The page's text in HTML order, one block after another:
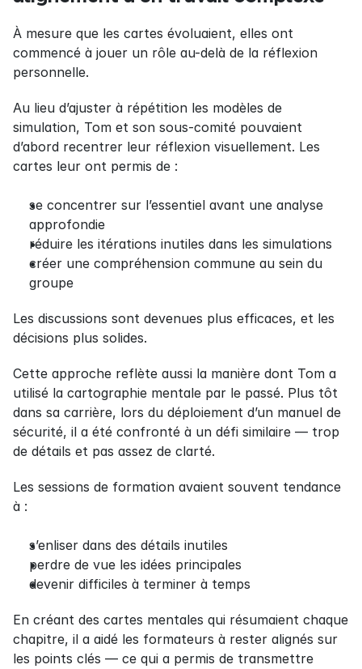
À mesure que les cartes évoluaient, elles ont
commencé à jouer un rôle au-delà de la réflexion
personnelle.
Au lieu d’ajuster à répétition les modèles de
simulation, Tom et son sous-comité pouvaient
d’abord recentrer leur réflexion visuellement. Les
cartes leur ont permis de :
se concentrer sur l’essentiel avant une analyse
approfondie
réduire les itérations inutiles dans les simulations
créer une compréhension commune au sein du
groupe
Les discussions sont devenues plus efficaces, et les
décisions plus solides.
Cette approche reflète aussi la manière dont Tom a
utilisé la cartographie mentale par le passé. Plus tôt
dans sa carrière, lors du déploiement d’un manuel de
sécurité, il a été confronté à un défi similaire — trop
de détails et pas assez de clarté.
Les sessions de formation avaient souvent tendance
à :
s’enliser dans des détails inutiles
perdre de vue les idées principales
devenir difficiles à terminer à temps
En créant des cartes mentales qui résumaient chaque
chapitre, il a aidé les formateurs à rester alignés sur
les points clés — ce qui a permis de transmettre